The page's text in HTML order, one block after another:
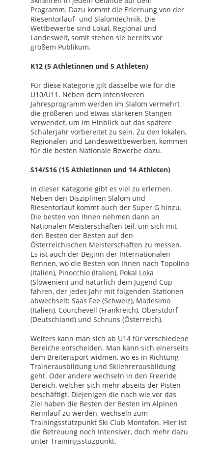
Programm. Dazu kommt die Erlernung von der
Riesentorlauf- und Slalomtechnik. Die
Wettbewerbe sind Lokal, Regional und
Landesweit, somit stehen sie bereits vor
großem Publikum.
K12 (5 Athletinnen und 5 Athleten)
Für diese Kategorie gilt dasselbe wie für die
U10/U11. Neben dem intensiveren
Jahresprogramm werden im Slalom vermehrt
die größeren und etwas stärkeren Stangen
verwendet, um im Hinblick auf das spätere
Schülerjahr vorbereitet zu sein. Zu den lokalen,
Regionalen und Landeswettbewerben, kommen
für die besten Nationale Bewerbe dazu.
S14/S16 (15 Athletinnen und 14 Athleten)
In dieser Kategorie gibt es viel zu erlernen.
Neben den Disziplinen Slalom und
Riesentorlauf kommt auch der Super G hinzu.
Die besten von Ihnen nehmen dann an
Nationalen Meisterschaften teil, um sich mit
den Besten der Besten auf den
Österreichischen Meisterschaften zu messen.
Es ist auch der Beginn der Internationalen
Rennen, wo die Besten von Ihnen nach Topolino
(Italien), Pinocchio (Italien), Pokal Loka
(Slowenien) und natürlich dem Jugend Cup
fahren, der jedes Jahr mit folgenden Stationen
abwechselt: Saas Fee (Schweiz), Madesimo
(Italien), Courchevell (Frankreich), Oberstdorf
(Deutschland) und Schruns (Österreich).
Weiters kann man sich ab U14 für verschiedene
Bereiche entscheiden. Man kann sich einerseits
dem Breitensport widmen, wo es in Richtung
Trainerausbildung und Skilehrerausbildung
geht. Oder andere wechseln in den Freeride
Bereich, welcher sich mehr abseits der Pisten
beschäftigt. Diejenigen die nach wie vor das
Ziel haben die Besten der Besten im Alpinen
Rennlauf zu werden, wechseln zum
Trainingsstützpunkt Ski Club Montafon. Hier ist
die Betreuung noch Intensiver, doch mehr dazu
unter Trainingsstüzpunkt.